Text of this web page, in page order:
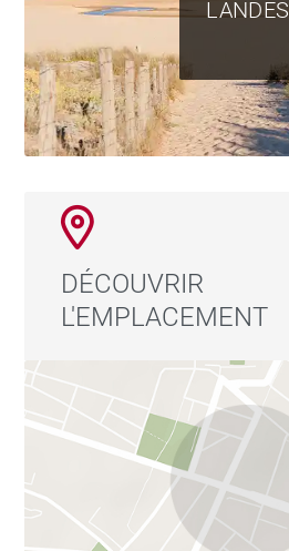
LANDES
DÉCOUVRIR
L'EMPLACEMENT